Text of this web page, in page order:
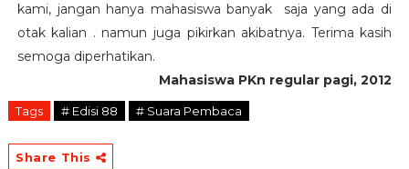
kami, jangan hanya mahasiswa banyak saja yang ada di
otak kalian . namun juga pikirkan akibatnya. Terima kasih
semoga diperhatikan.
Mahasiswa PKn regular pagi, 2012
Tags # Edisi 88 # Suara Pembaca
Share This